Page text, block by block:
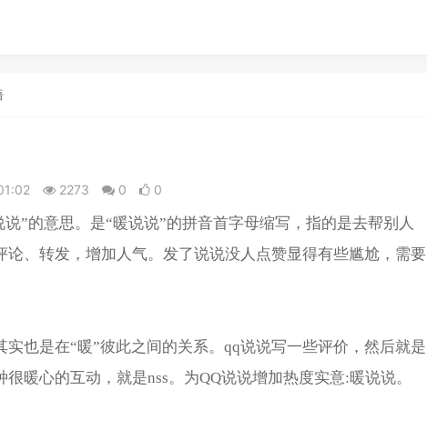
2273 0 0
说”的意思。是“暖说说”的拼音首字母缩写，指的是去帮别人
论、转发，增加人气。发了说说没人点赞显得有些尴尬，需要
实也是在“暖”彼此之间的关系。qq说说写一些评价，然后就是
很暖心的互动，就是nss。为QQ说说增加热度实意:暖说说。